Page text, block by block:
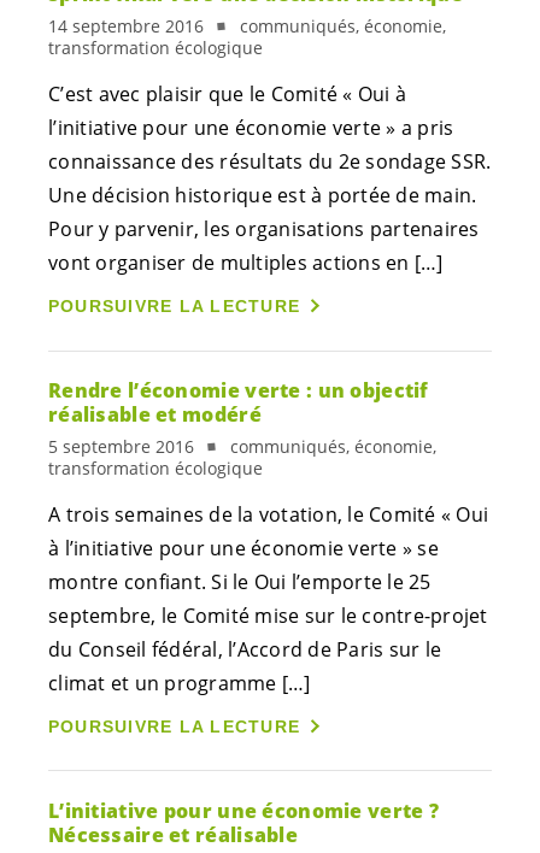
14 septembre 2016
communiqués, économie,
transformation écologique
C’est avec plaisir que le Comité « Oui à
l’initiative pour une économie verte » a pris
connaissance des résultats du 2e sondage SSR.
Une décision historique est à portée de main.
Pour y parvenir, les organisations partenaires
vont organiser de multiples actions en […]
POURSUIVRE LA LECTURE
Rendre l’économie verte : un objectif
réalisable et modéré
5 septembre 2016
communiqués, économie,
transformation écologique
A trois semaines de la votation, le Comité « Oui
à l’initiative pour une économie verte » se
montre confiant. Si le Oui l’emporte le 25
septembre, le Comité mise sur le contre-projet
du Conseil fédéral, l’Accord de Paris sur le
climat et un programme […]
POURSUIVRE LA LECTURE
L’initiative pour une économie verte ?
Nécessaire et réalisable